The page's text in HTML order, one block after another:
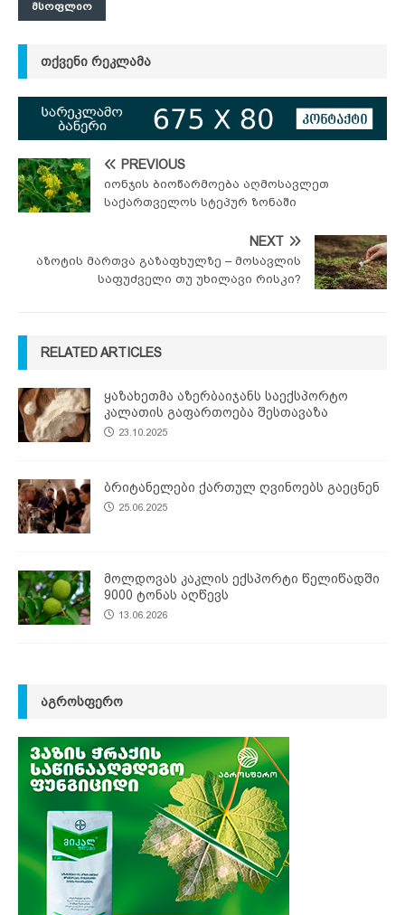
ᲛᲡᲝᲤᲚᲘᲝ
ᲗᲥᲕᲔᲜᲘ ᲠᲔᲙᲚᲐᲛᲐ
PREVIOUS
იონჯის ბიოწარმოება აღმოსავლეთ
საქართველოს სტეპურ ზონაში
NEXT
აზოტის მართვა გაზაფხულზე – მოსავლის
საფუძველი თუ უხილავი რისკი?
RELATED ARTICLES
ყაზახეთმა აზერბაიჯანს საექსპორტო
კალათის გაფართოება შესთავაზა
23.10.2025
ბრიტანელები ქართულ ღვინოებს გაეცნენ
25.06.2025
მოლდოვას კაკლის ექსპორტი წელიწადში
9000 ტონას აღწევს
13.06.2026
ᲐᲒᲠᲝᲡᲤᲔᲠᲝ